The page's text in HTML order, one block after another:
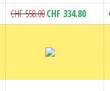
CHF558.00Le
prix
était :
CHF 558.00.
CHF 334.80Le
prix